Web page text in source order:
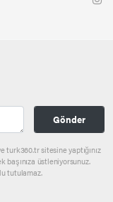
Gönder
turk360.tr sitesine yaptığınız
başınıza üstleniyorsunuz.
tutulamaz.